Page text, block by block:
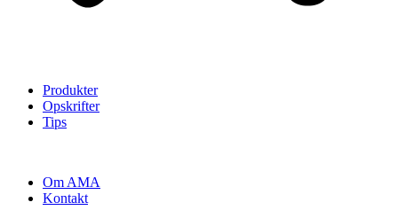
Produkter
Opskrifter
Tips
Om AMA
Kontakt